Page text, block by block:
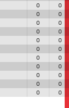
0
0
0
0
0
0
0
0
0
0
0
0
0
0
0
0
0
0
0
0
0 0